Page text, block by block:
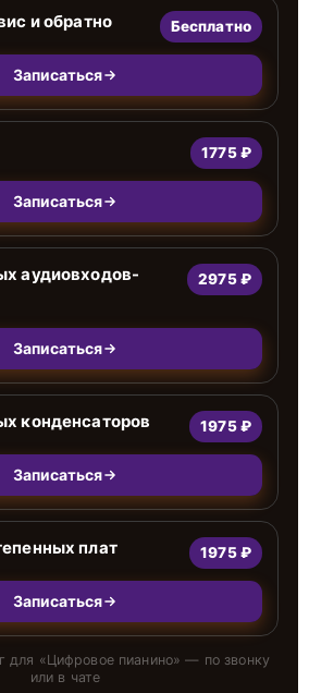
и обратно Бесплатно
Записаться
1775 ₽
Записаться
аудиовходов-
2975 ₽
Записаться
конденсаторов 1975 ₽
Записаться
плат 1975 ₽
Записаться
для «Цифровое пианино» — по звонку
или в чате